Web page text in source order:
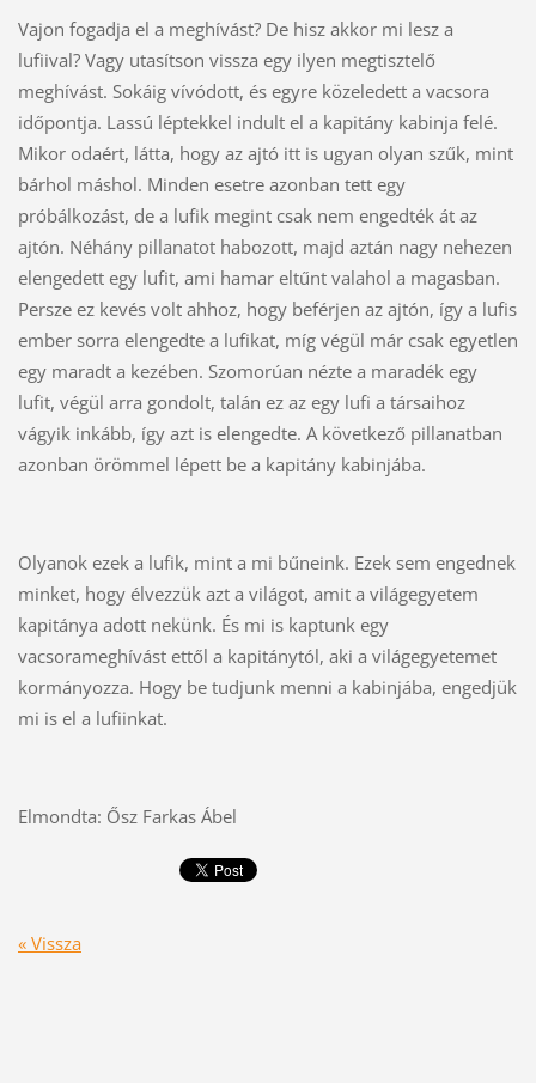
Vajon fogadja el a meghívást? De hisz akkor mi lesz a
lufiival? Vagy utasítson vissza egy ilyen megtisztelő
meghívást. Sokáig vívódott, és egyre közeledett a vacsora
időpontja. Lassú léptekkel indult el a kapitány kabinja felé.
Mikor odaért, látta, hogy az ajtó itt is ugyan olyan szűk, mint
bárhol máshol. Minden esetre azonban tett egy
próbálkozást, de a lufik megint csak nem engedték át az
ajtón. Néhány pillanatot habozott, majd aztán nagy nehezen
elengedett egy lufit, ami hamar eltűnt valahol a magasban.
Persze ez kevés volt ahhoz, hogy beférjen az ajtón, így a lufis
ember sorra elengedte a lufikat, míg végül már csak egyetlen
egy maradt a kezében. Szomorúan nézte a maradék egy
lufit, végül arra gondolt, talán ez az egy lufi a társaihoz
vágyik inkább, így azt is elengedte. A következő pillanatban
azonban örömmel lépett be a kapitány kabinjába.
Olyanok ezek a lufik, mint a mi bűneink. Ezek sem engednek
minket, hogy élvezzük azt a világot, amit a világegyetem
kapitánya adott nekünk. És mi is kaptunk egy
vacsorameghívást ettől a kapitánytól, aki a világegyetemet
kormányozza. Hogy be tudjunk menni a kabinjába, engedjük
mi is el a lufiinkat.
Elmondta: Ősz Farkas Ábel
« Vissza